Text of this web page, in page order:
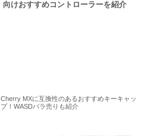
向けおすすめコントローラーを紹介
Cherry MXに互換性のあるおすすめキーキャッ
プ！WASDバラ売りも紹介